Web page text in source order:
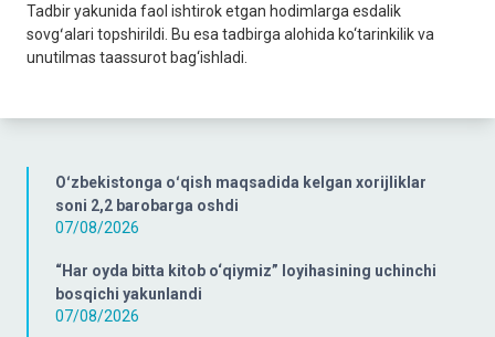
Oʻzbekistonga oʻqish maqsadida kelgan xorijliklar
soni 2,2 barobarga oshdi
07/08/2026
“Har oyda bitta kitob o‘qiymiz” loyihasining uchinchi
bosqichi yakunlandi
07/08/2026
Tadbir yakunida faol ishtirok etgan hodimlarga esdalik
sovgʻalari topshirildi. Bu esa tadbirga alohida ko‘tarinkilik va
unutilmas taassurot bag‘ishladi.